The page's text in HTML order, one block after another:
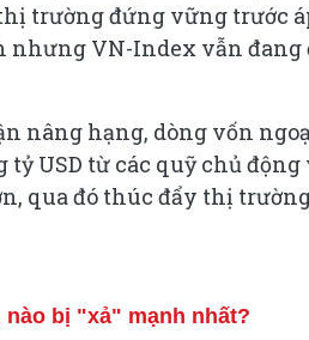
trường đứng vững trước
nhưng VN-Index vẫn đang
nâng hạng, dòng vốn
USD từ các quỹ chủ động
qua đó thúc đẩy thị
bị "xả" mạnh nhất?